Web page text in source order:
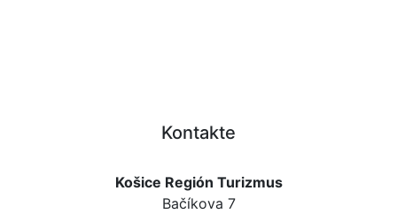
Kontakte
Košice Región Turizmus
Bačíkova 7